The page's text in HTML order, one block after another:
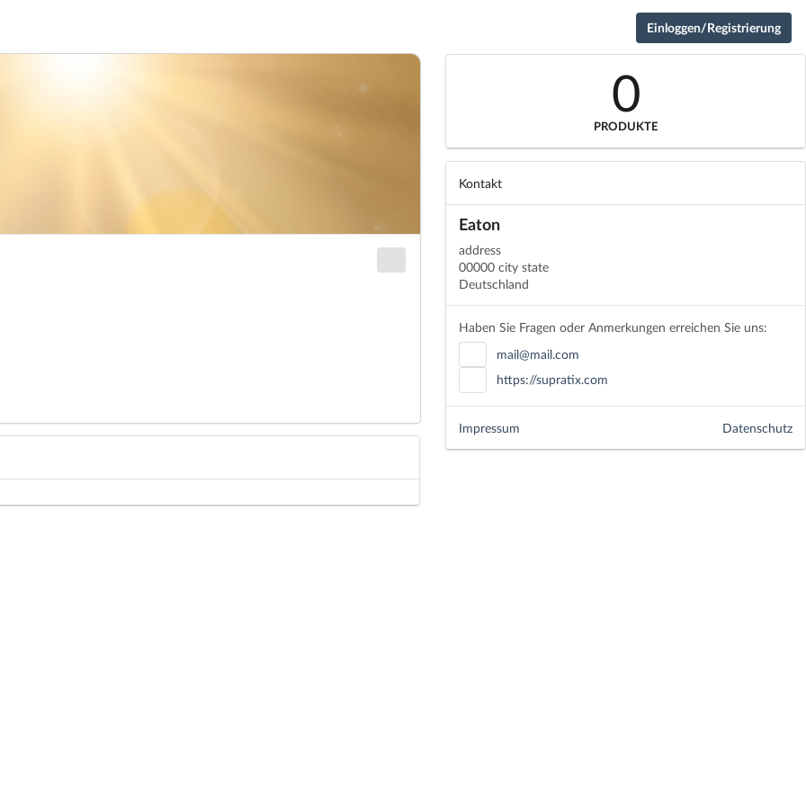
Einloggen/Registrierung
0
PRODUKTE
Kontakt
Eaton
address
00000 city state
Deutschland
Haben Sie Fragen oder Anmerkungen erreichen Sie uns:
mail@mail.com
https://supratix.com
Datenschutz
Impressum